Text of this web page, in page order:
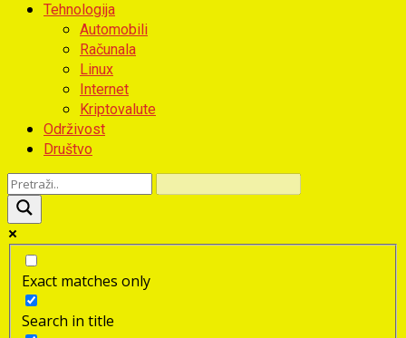
Tehnologija
Automobili
Računala
Linux
Internet
Kriptovalute
Održivost
Društvo
Exact matches only
Search in title